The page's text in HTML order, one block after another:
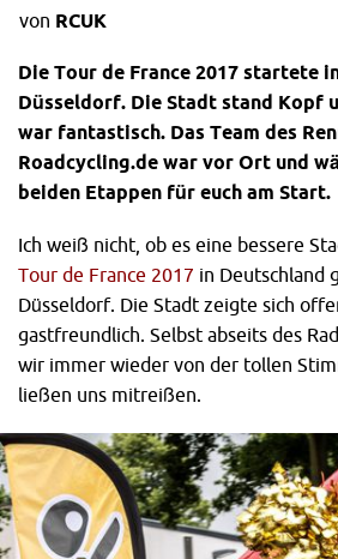
von RCUK
Die Tour de France 2017 startete
Düsseldorf. Die Stadt stand Kopf
war fantastisch. Das Team des
Roadcycling.de war vor Ort und
beiden Etappen für euch am Start.
Ich weiß nicht, ob es eine bessere
Tour de France 2017 in Deutschland
Düsseldorf. Die Stadt zeigte sich
gastfreundlich. Selbst abseits des
wir immer wieder von der tollen
ließen uns mitreißen.